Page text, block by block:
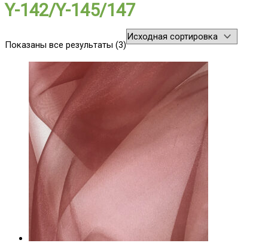
Y-142/Y-145/147
Показаны все результаты (3)